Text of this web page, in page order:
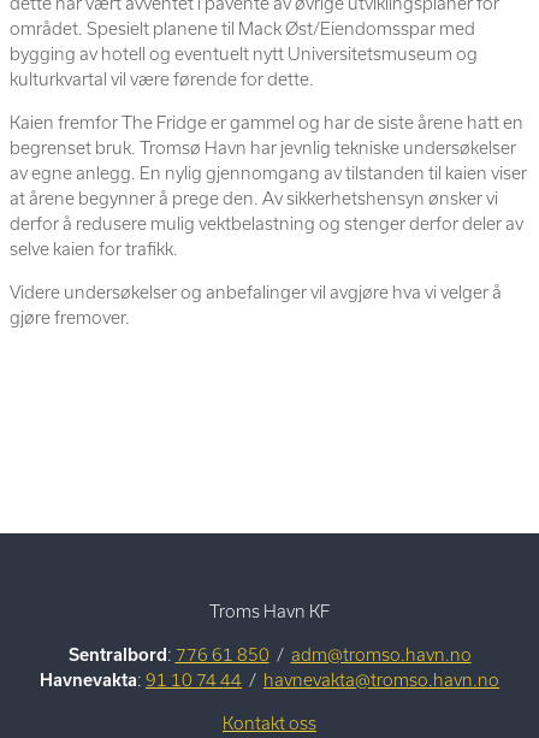
dette har vært avventet i påvente av øvrige utviklingsplaner for
området. Spesielt planene til Mack Øst/Eiendomsspar med
bygging av hotell og eventuelt nytt Universitetsmuseum og
kulturkvartal vil være førende for dette.
Kaien fremfor The Fridge er gammel og har de siste årene hatt en
begrenset bruk. Tromsø Havn har jevnlig tekniske undersøkelser
av egne anlegg. En nylig gjennomgang av tilstanden til kaien viser
at årene begynner å prege den. Av sikkerhetshensyn ønsker vi
derfor å redusere mulig vektbelastning og stenger derfor deler av
selve kaien for trafikk.
Videre undersøkelser og anbefalinger vil avgjøre hva vi velger å
gjøre fremover.
Troms Havn KF
Sentralbord: 776 61 850 / adm@tromso.havn.no
Havnevakta: 91 10 74 44 / havnevakta@tromso.havn.no
Kontakt oss